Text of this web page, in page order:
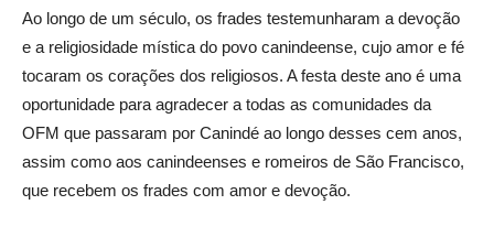
Ao longo de um século, os frades testemunharam a devoção
e a religiosidade mística do povo canindeense, cujo amor e fé
tocaram os corações dos religiosos. A festa deste ano é uma
oportunidade para agradecer a todas as comunidades da
OFM que passaram por Canindé ao longo desses cem anos,
assim como aos canindeenses e romeiros de São Francisco,
que recebem os frades com amor e devoção.